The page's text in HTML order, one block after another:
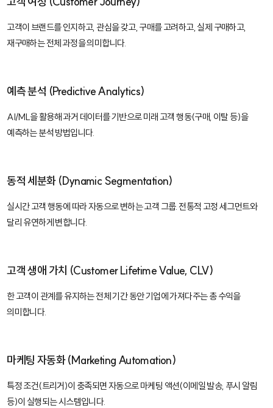
고객이 브랜드를 인지하고, 관심을 갖고, 구매를 고려하고, 실제 구매하고,
재구매하는 전체 과정을 의미합니다.
예측 분석 (Predictive Analytics)
AI/ML을 활용해 과거 데이터를 기반으로 미래 고객 행동(구매, 이탈 등)을
예측하는 분석 방법입니다.
동적 세분화 (Dynamic Segmentation)
실시간 고객 행동에 따라 자동으로 변하는 고객 그룹. 전통적 고정 세그먼트와
달리 유연하게 변합니다.
고객 생애 가치 (Customer Lifetime Value, CLV)
한 고객이 관계를 유지하는 전체 기간 동안 기업에 가져다주는 총 수익을
의미합니다.
마케팅 자동화 (Marketing Automation)
특정 조건(트리거)이 충족되면 자동으로 마케팅 액션(이메일 발송, 푸시 알림
등)이 실행되는 시스템입니다.